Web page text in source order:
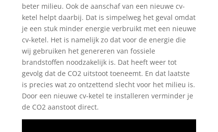
beter milieu. Ook de aanschaf van een nieuwe cv-
ketel helpt daarbij. Dat is simpelweg het geval omdat
je een stuk minder energie verbruikt met een nieuwe
cv-ketel. Het is namelijk zo dat voor de energie die
wij gebruiken het genereren van fossiele
brandstoffen noodzakelijk is. Dat heeft weer tot
gevolg dat de CO2 uitstoot toeneemt. En dat laatste
is precies wat zo ontzettend slecht voor het milieu is.
Door een nieuwe cv-ketel te installeren verminder je
de CO2 aanstoot direct.